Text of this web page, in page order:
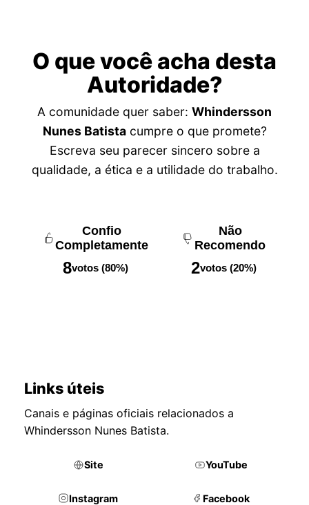
O que você acha desta
Autoridade?
A comunidade quer saber: Whindersson
Nunes Batistacumpre o que promete?
Escreva seu parecer sincero sobre a
qualidade, a ética e a utilidade do trabalho.
Confio
Completamente
8votos (80%)
Não
Recomendo
2votos (20%)
Links úteis
Canais e páginas oficiais relacionados a
Whindersson Nunes Batista.
Site YouTube
Instagram Facebook